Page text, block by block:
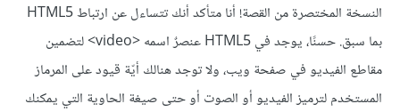
النسخة المختصرة من القصة! أنا متأكد أنك تتساءل عن ارتباط HTML5
بما سبق. حسنًا، يوجد في HTML5 عنصرٌ اسمه <video> لتضمين
مقاطع الفيديو في صفحة ويب، ولا توجد هنالك أيّة قيود على المرماز
المستخدم لترميز الفيديو أو الصوت أو حتى صيغة الحاوية التي يمكنك